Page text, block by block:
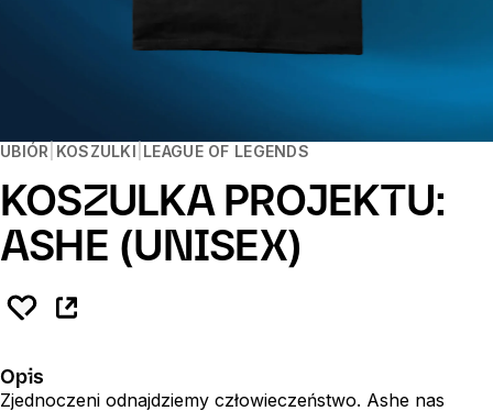
UBIÓR KOSZULKI LEAGUE OF LEGENDS
KOSZULKA PROJEKTU:
ASHE (UNISEX)
Opis
Zjednoczeni odnajdziemy człowieczeństwo. Ashe nas